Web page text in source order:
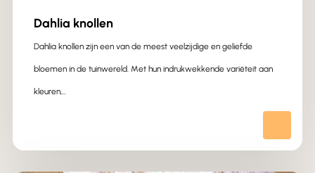
Dahlia knollen
Dahlia knollen zijn een van de meest veelzijdige en geliefde
bloemen in de tuinwereld. Met hun indrukwekkende variëteit aan
kleuren,…